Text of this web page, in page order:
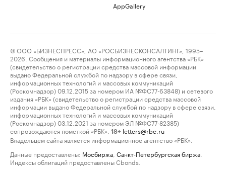
AppGallery
© ООО «БИЗНЕСПРЕСС», АО «РОСБИЗНЕСКОНСАЛТИНГ», 1995–
2026. Сообщения и материалы информационного агентства «РБК»
(свидетельство о регистрации средства массовой информации
выдано Федеральной службой по надзору в сфере связи,
информационных технологий и массовых коммуникаций
(Роскомнадзор) 09.12.2015 за номером ИА №ФС77-63848) и сетевого
издания «РБК» (свидетельство о регистрации средства массовой
информации выдано Федеральной службой по надзору в сфере связи,
информационных технологий и массовых коммуникаций
(Роскомнадзор) 03.12.2021 за номером ЭЛ №ФС77-82385)
сопровождаются пометкой «РБК».
18+ letters@rbc.ru
Владельцем сайта является информационное агентство «РБК».
Данные предоставлены: Мосбиржа Санкт-Петербургская биржа
Индексы облигаций предоставлены Cbonds.